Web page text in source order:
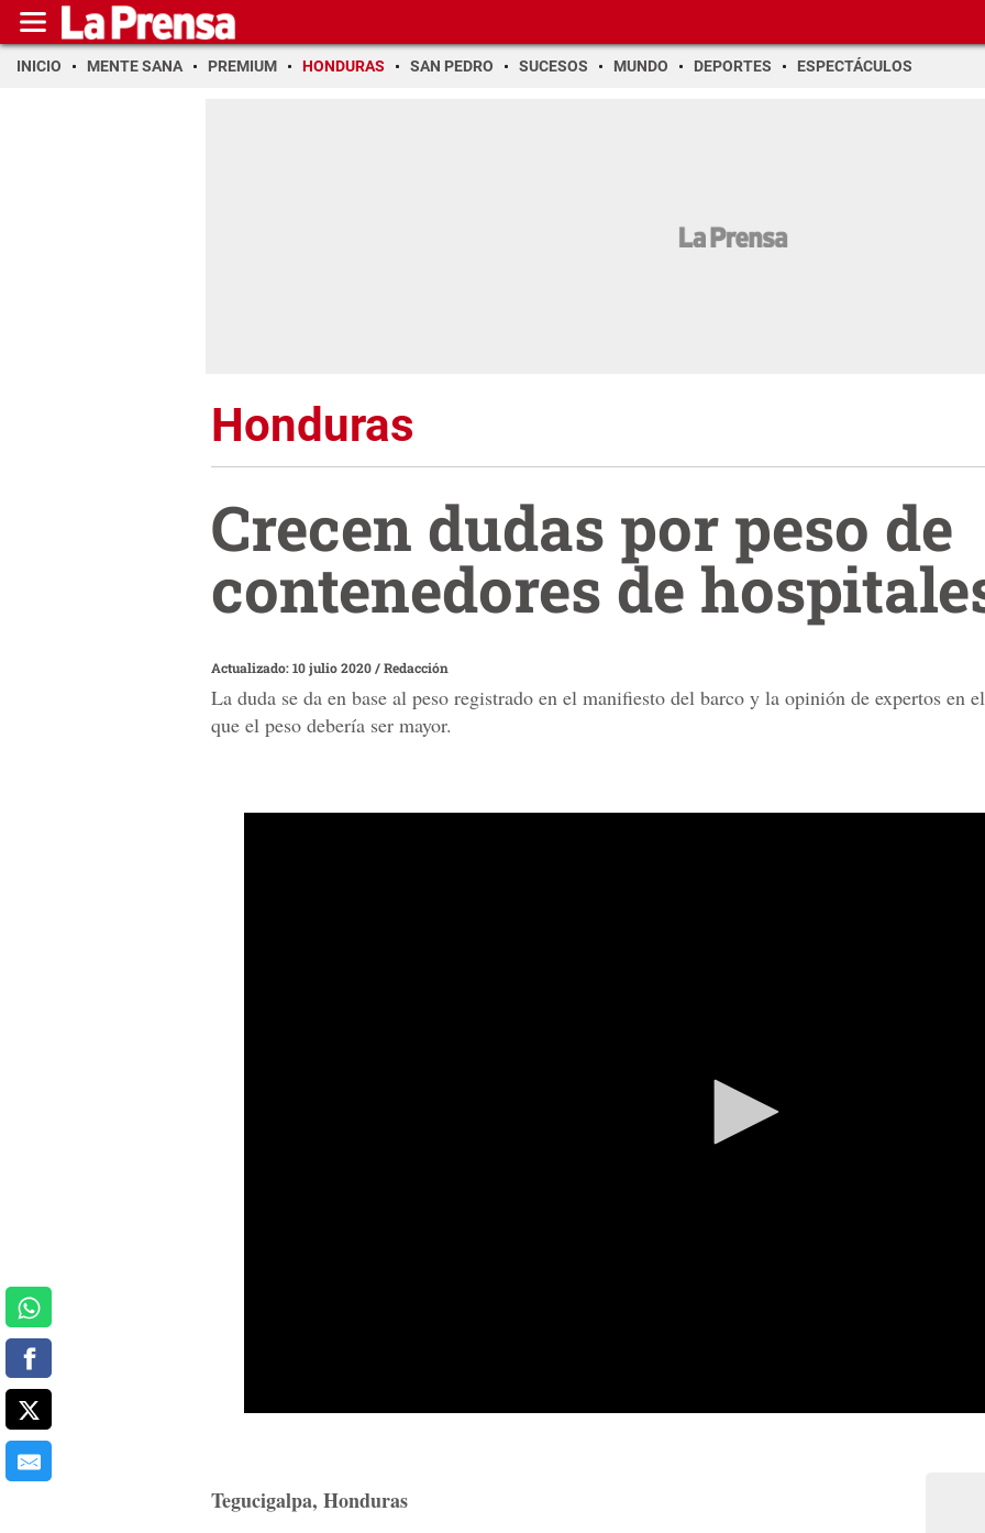
INICIO MENTE SANA PREMIUM HONDURAS SAN PEDRO SUCESOS MUNDO DEPORTES ESPECTÁCULOS
Honduras
Crecen dudas por peso de
contenedores de
Actualizado: 10 julio 2020/Redacción
La duda se da en base al peso registrado en el manifiesto del barco y la opinión de expertos en
que el peso debería ser mayor.
Tegucigalpa, Honduras